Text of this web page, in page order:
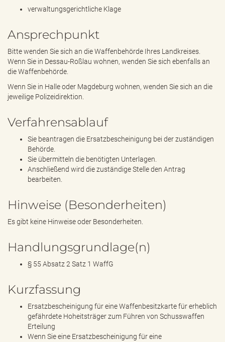
verwaltungsgerichtliche Klage
Ansprechpunkt
Bitte wenden Sie sich an die Waffenbehörde Ihres Landkreises.
Wenn Sie in Dessau-Roßlau wohnen, wenden Sie sich ebenfalls an
die Waffenbehörde.
Wenn Sie in Halle oder Magdeburg wohnen, wenden Sie sich an die
jeweilige Polizeidirektion.
Verfahrensablauf
Sie beantragen die Ersatzbescheinigung bei der zuständigen
Behörde.
Sie übermitteln die benötigten Unterlagen.
Anschließend wird die zuständige Stelle den Antrag
bearbeiten.
Hinweise (Besonderheiten)
Es gibt keine Hinweise oder Besonderheiten.
Handlungsgrundlage(n)
§ 55 Absatz 2 Satz 1 WaffG
Kurzfassung
Ersatzbescheinigung für eine Waffenbesitzkarte für erheblich
gefährdete Hoheitsträger zum Führen von Schusswaffen
Erteilung
Wenn Sie eine Ersatzbescheinigung für eine